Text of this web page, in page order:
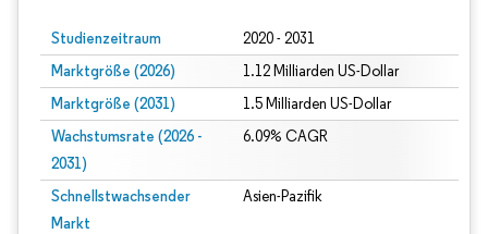
Studienzeitraum 2020 - 2031
Marktgröße (2026) 1.12 Milliarden US-Dollar
Marktgröße (2031) 1.5 Milliarden US-Dollar
Wachstumsrate (2026 -
2031)
6.09% CAGR
Schnellstwachsender
Markt
Asien-Pazifik